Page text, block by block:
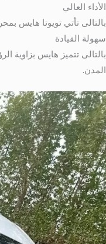
الأداء العالي
بالتالى تأتي تويوتا هايس
سهولة القيادة
بالتالى تتميز هايس بزاوية
المدن.